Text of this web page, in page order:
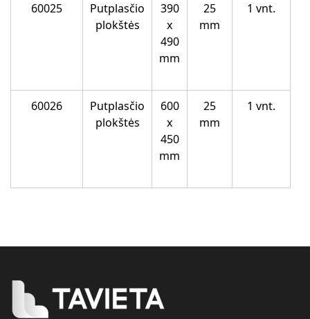
60025
Putplasčio
plokštės
390
x
490
mm
25
mm
1 vnt.
60026
Putplasčio
plokštės
600
x
450
mm
25
mm
1 vnt.